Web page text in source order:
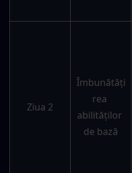
Ziua 2
Îmbunătăți
rea
abilităților
de bază